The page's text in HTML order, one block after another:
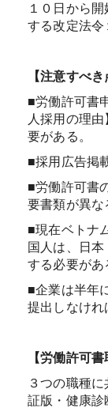
１０日から
する改定法令
【注意すべき
■労働許可書
人採用の理
要がある。
■採用広告掲
■労働許可書
要書類が異
■現在ベトナ
国人は、日
する必要があ
■企業は半年
提出しなけれ
【労働許可
３つの職種
証版・健康診